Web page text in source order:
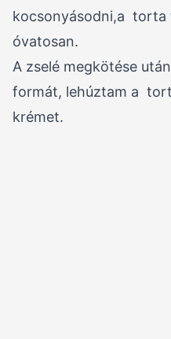
kocsonyásodni,a torta
óvatosan.
A zselé megkötése
formát, lehúztam a
krémet.